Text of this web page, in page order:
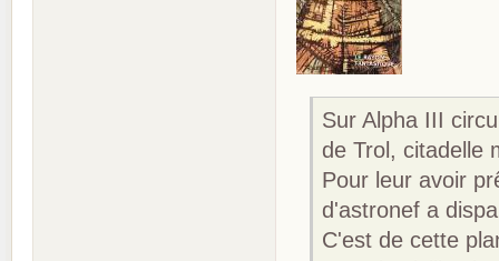
Sur Alpha III
de Trol, citadelle
Pour leur avoir
d'astronef a
C'est de cette